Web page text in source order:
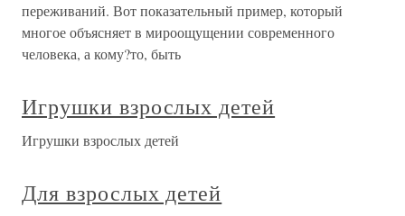
переживаний. Вот показательный пример, который
многое объясняет в мироощущении современного
человека, а кому?то, быть
Игрушки взрослых детей
Игрушки взрослых детей
Для взрослых детей